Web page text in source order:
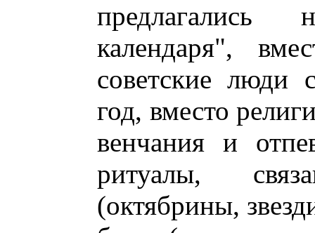
календаря",
советские люди
год, вместо
венчания и
ритуалы,
(октябрины,